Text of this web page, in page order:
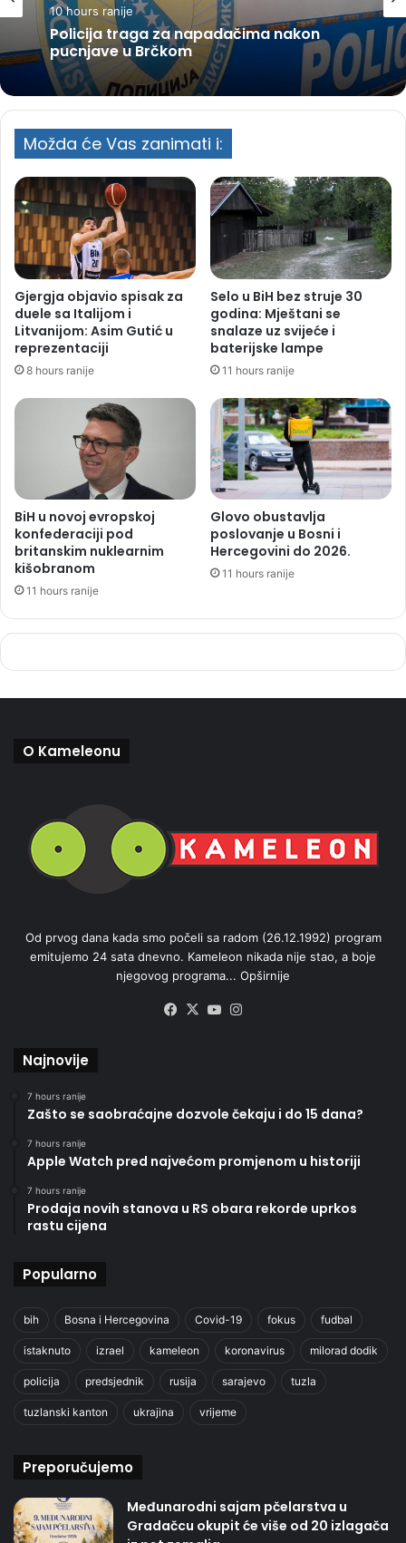
10 hours ranije
Policija traga za napadačima nakon
pucnjave u Brčkom
Možda će Vas zanimati i:
Gjergja objavio spisak za
duele sa Italijom i
Litvanijom: Asim Gutić u
reprezentaciji
8 hours ranije
Selo u BiH bez struje 30
godina: Mještani se
snalaze uz svijeće i
baterijske lampe
11 hours ranije
BiH u novoj evropskoj
konfederaciji pod
britanskim nuklearnim
kišobranom
11 hours ranije
Glovo obustavlja
poslovanje u Bosni i
Hercegovini do 2026.
11 hours ranije
O Kameleonu
Od prvog dana kada smo počeli sa radom (26.12.1992) program
emitujemo 24 sata dnevno. Kameleon nikada nije stao, a boje
njegovog programa... Opširnije
Facebook
X YouTube
Najnovije
7 hours ranije
Zašto se saobraćajne dozvole čekaju i do 15 dana?
7 hours ranije
Apple Watch pred najvećom promjenom u historiji
7 hours ranije
Prodaja novih stanova u RS obara rekorde uprkos
rastu cijena
Popularno
bih Bosna i Hercegovina Covid-19 fokus fudbal
istaknuto izrael kameleon koronavirus milorad dodik
policija predsjednik rusija sarajevo tuzla
tuzlanski kanton ukrajina vrijeme
Preporučujemo
Međunarodni sajam pčelarstva u
Gradačcu okupit će više od 20 izlagača